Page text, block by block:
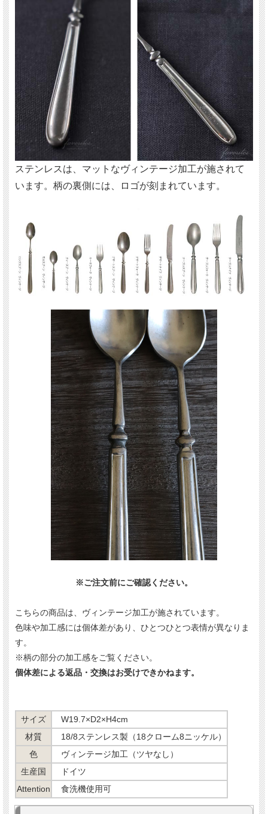
ステンレスは、マットなヴィンテージ加工が施されて
います。柄の裏側には、ロゴが刻まれています。
※ご注文前にご確認ください。
こちらの商品は、ヴィンテージ加工が施されています。
色味や加工感には個体差があり、ひとつひとつ表情が異なりま
す。
※柄の部分の加工感をご覧ください。
個体差による返品・交換はお受けできかねます。
サイズ
W19.7×D2×H4cm
材質
18/8ステンレス製（18クローム8ニッケル）
色
ヴィンテージ加工（ツヤなし）
生産国
ドイツ
Attention
食洗機使用可